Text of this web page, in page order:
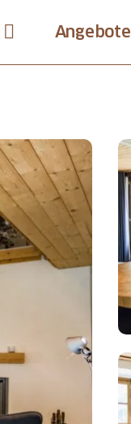
Angebote